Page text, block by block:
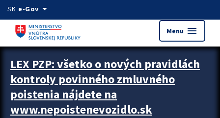
Preskocit na hlavný obsah
SK e-Govarrow_drop_down
Menu menu
Zastavit automatický posun upútavok
LEX PZP: všetko o nových pravidlách
kontroly povinného zmluvného
poistenia nájdete na
www.nepoistenevozidlo.sk